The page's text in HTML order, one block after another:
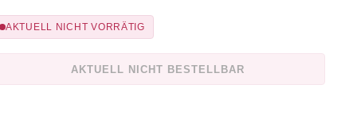
AKTUELL NICHT VORRÄTIG
AKTUELL NICHT BESTELLBAR